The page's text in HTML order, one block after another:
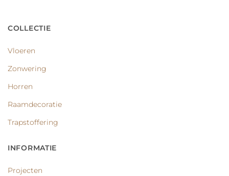
COLLECTIE
Vloeren
Zonwering
Horren
Raamdecoratie
Trapstoffering
INFORMATIE
Projecten